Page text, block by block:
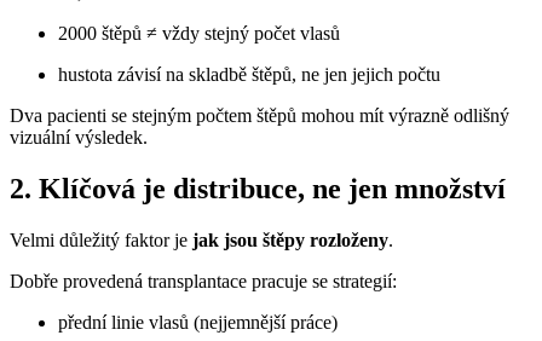
2000 štěpů ≠ vždy stejný počet vlasů
hustota závisí na skladbě štěpů, ne jen jejich počtu
Dva pacienti se stejným počtem štěpů mohou mít výrazně odlišný
vizuální výsledek.
2. Klíčová je distribuce, ne jen množství
Velmi důležitý faktor je jak jsou štěpy rozloženy.
Dobře provedená transplantace pracuje se strategií:
přední linie vlasů (nejjemnější práce)